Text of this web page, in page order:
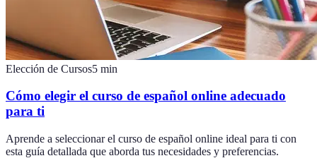
Elección de Cursos5 min
Cómo elegir el curso de español online adecuado
para ti
Aprende a seleccionar el curso de español online ideal para ti con
esta guía detallada que aborda tus necesidades y preferencias.